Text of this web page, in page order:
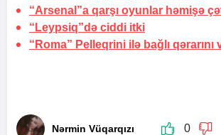
“Arsenal”a qarşı oyunlar həmişə
“Leypsiq”də ciddi itki
“Roma” Pelleqrini ilə bağlı qərarını
Nərmin Vüqarqızı 0